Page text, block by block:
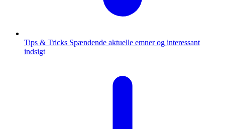
Tips & Tricks Spændende aktuelle emner og interessant
indsigt